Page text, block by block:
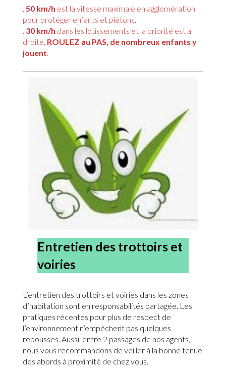
. 50 km/h est la vitesse maximale en agglomération
pour protéger enfants et piétons.
. 30 km/h dans les lotissements et la priorité est à
droite, ROULEZ au PAS, de nombreux enfants y
jouent.
Entretien des trottoirs et
voiries
L’entretien des trottoirs et voiries dans les zones
d’habitation sont en responsabilités partagée. Les
pratiques récentes pour plus de respect de
l’environnement n’empêchent pas quelques
repousses. Aussi, entre 2 passages de nos agents,
nous vous recommandons de veiller à la bonne tenue
des abords à proximité de chez vous.